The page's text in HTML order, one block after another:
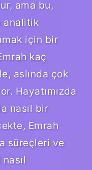
ama bu,
analitik
için bir
kaç
aslında çok
Hayatımızda
nasıl bir
Emrah
süreçleri ve